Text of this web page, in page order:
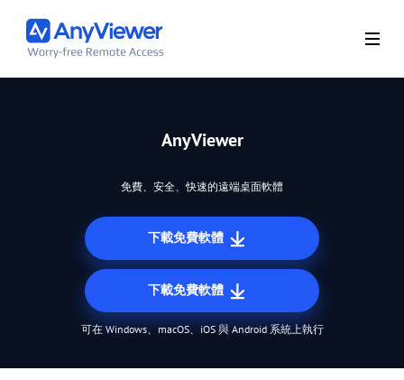
AnyViewer
免費、安全、快速的遠端桌面軟體
下載免費軟體
下載免費軟體
可在 Windows、macOS、iOS 與 Android 系統上執行